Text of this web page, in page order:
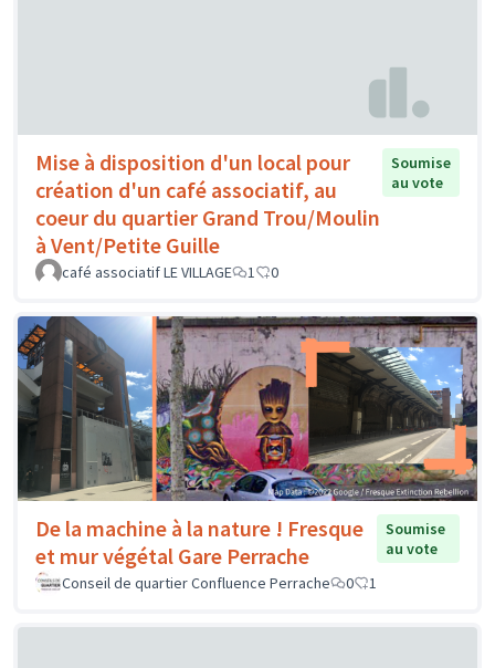
Mise à disposition d'un local pour
création d'un café associatif, au
coeur du quartier Grand Trou/Moulin
à Vent/Petite Guille
Soumise
au vote
café associatif LE VILLAGE 1 0
De la machine à la nature ! Fresque
et mur végétal Gare Perrache
Soumise
au vote
Conseil de quartier Confluence Perrache
0 1